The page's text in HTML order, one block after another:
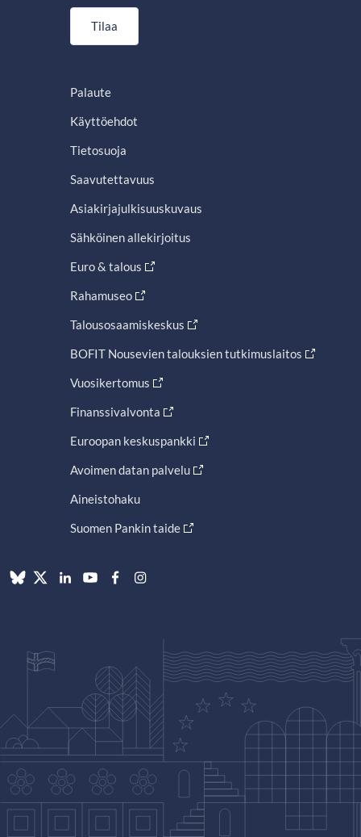
Tilaa
Palaute
Käyttöehdot
Tietosuoja
Saavutettavuus
Asiakirjajulkisuuskuvaus
Sähköinen allekirjoitus
Euro & talous
Rahamuseo
Talousosaamiskeskus
BOFIT Nousevien talouksien tutkimuslaitos
Vuosikertomus
Finanssivalvonta
Euroopan keskuspankki
Avoimen datan palvelu
Aineistohaku
Suomen Pankin taide